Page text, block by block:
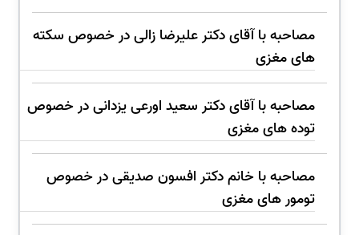
مصاحبه با آقای دکتر علیرضا زالی در خصوص سکته
های مغزی
مصاحبه با آقای دکتر سعید اورعی یزدانی در خصوص
توده های مغزی
مصاحبه با خانم دکتر افسون صدیقی در خصوص
تومور های مغزی